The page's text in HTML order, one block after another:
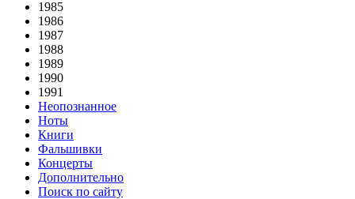
1985
1986
1987
1988
1989
1990
1991
Неопознанное
Ноты
Книги
Фальшивки
Концерты
Дополнительно
Поиск по сайту